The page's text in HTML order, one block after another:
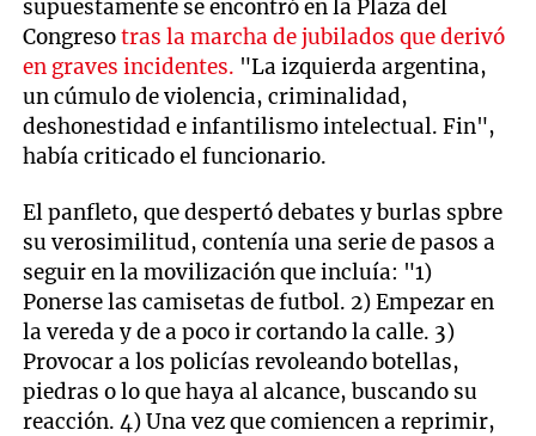
supuestamente se encontró en la Plaza del
Congresotras la marcha de jubilados que derivó
en graves incidentes. "La izquierda argentina,
un cúmulo de violencia, criminalidad,
deshonestidad e infantilismo intelectual. Fin",
había criticado el funcionario.
El panfleto, que despertó debates y burlas spbre
su verosimilitud, contenía una serie de pasos a
seguir en la movilización que incluía: "1)
Ponerse las camisetas de futbol. 2) Empezar en
la vereda y de a poco ir cortando la calle. 3)
Provocar a los policías revoleando botellas,
piedras o lo que haya al alcance, buscando su
reacción. 4) Una vez que comiencen a reprimir,